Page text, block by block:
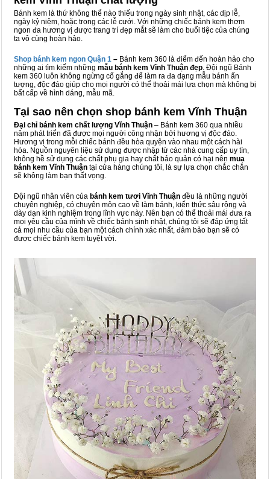
Bánh kem là thứ không thể nào thiếu trong ngày sinh nhật, các dịp lễ,
ngày kỷ niệm, hoặc trong các lễ cưới. Với những chiếc bánh kem thơm
ngon đa hương vị được trang trí đẹp mắt sẽ làm cho buổi tiệc của chúng
ta vô cùng hoàn hảo.
Shop bánh kem ngon Quận 1 – Bánh kem 360 là điểm đến hoàn hảo cho
những ai tìm kiếm những mẫu bánh kem Vĩnh Thuận đẹp. Đội ngũ Bánh
kem 360 luôn không ngừng cố gắng để làm ra đa dạng mẫu bánh ấn
tượng, độc đáo giúp cho mọi người có thể thoải mái lựa chọn mà không bị
bất cấp về hình dáng, mẫu mã.
Tại sao nên chọn shop bánh kem Vĩnh Thuận
Đại chỉ bánh kem chất lượng Vĩnh Thuận – Bánh kem 360 qua nhiều
năm phát triển đã được mọi người công nhận bởi hương vị độc đáo.
Hương vị trong mỗi chiếc bánh đều hòa quyện vào nhau một cách hài
hòa. Nguồn nguyên liệu sử dụng được nhập từ các nhà cung cấp uy tín,
không hề sử dụng các chất phụ gia hay chất bảo quản có hại nên mua
bánh kem Vĩnh Thuận tại cửa hàng chúng tôi, là sự lựa chọn chắc chắn
sẽ không làm bạn thất vọng.
Đội ngũ nhân viên của bánh kem tươi Vĩnh Thuận đều là những người
chuyên nghiệp, có chuyên môn cao về làm bánh, kiến thức sâu rộng và
dày dạn kinh nghiệm trong lĩnh vực này. Nên bạn có thể thoải mái đưa ra
mọi yêu cầu của mình về chiếc bánh sinh nhật, chúng tôi sẽ đáp ứng tất
cả mọi nhu cầu của bạn một cách chính xác nhất, đảm bảo bạn sẽ có
được chiếc bánh kem tuyệt vời.